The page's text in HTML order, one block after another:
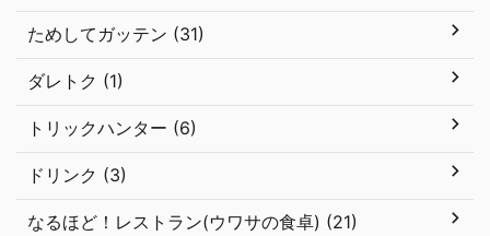
ためしてガッテン (31)
ダレトク (1)
トリックハンター (6)
ドリンク (3)
なるほど！レストラン(ウワサの食卓) (21)